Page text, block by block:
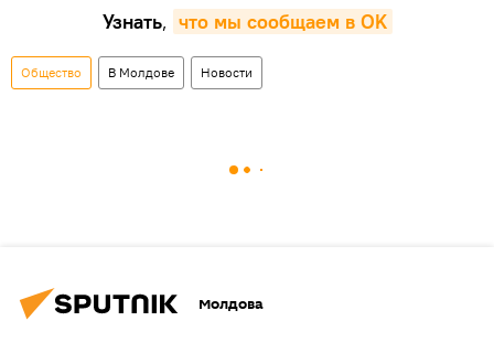
Узнать, что мы сообщаем в OK
Общество В Молдове Новости
Молдова